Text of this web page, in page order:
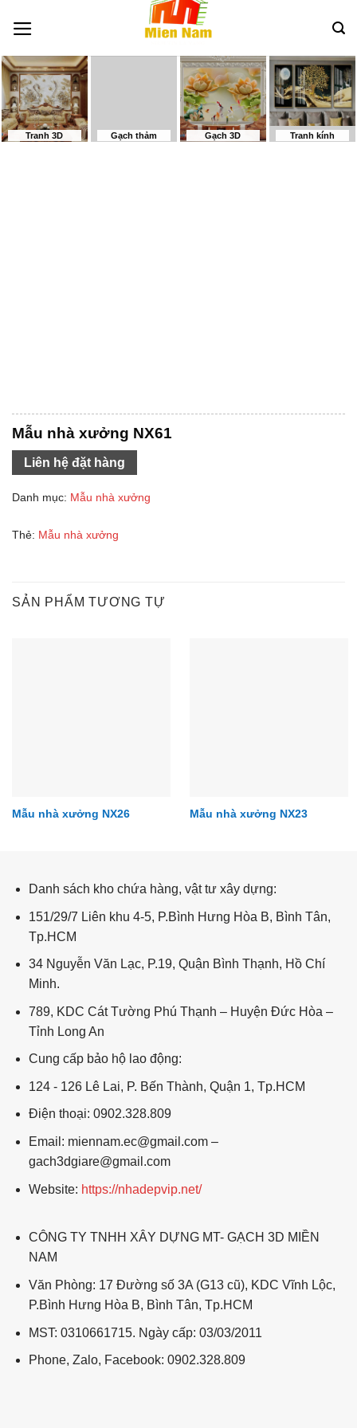
qua
dung
Tranh 3D Gạch thảm Gạch 3D Tranh kính
Mẫu nhà xưởng NX61
Liên hệ đặt hàng
Danh mục: Mẫu nhà xưởng
Thẻ: Mẫu nhà xưởng
SẢN PHẨM TƯƠNG TỰ
Mẫu nhà xưởng NX26 Mẫu nhà xưởng NX23
Danh sách kho chứa hàng, vật tư xây dựng:
151/29/7 Liên khu 4-5, P.Bình Hưng Hòa B, Bình Tân,
Tp.HCM
34 Nguyễn Văn Lạc, P.19, Quận Bình Thạnh, Hồ Chí
Minh.
789, KDC Cát Tường Phú Thạnh – Huyện Đức Hòa –
Tỉnh Long An
Cung cấp bảo hộ lao động:
124 - 126 Lê Lai, P. Bến Thành, Quận 1, Tp.HCM
Điện thoại: 0902.328.809
Email: miennam.ec@gmail.com –
gach3dgiare@gmail.com
Website: https://nhadepvip.net/
CÔNG TY TNHH XÂY DỰNG MT- GẠCH 3D MIỀN
NAM
Văn Phòng: 17 Đường số 3A (G13 cũ), KDC Vĩnh Lộc,
P.Bình Hưng Hòa B, Bình Tân, Tp.HCM
MST: 0310661715. Ngày cấp: 03/03/2011
Phone, Zalo, Facebook: 0902.328.809